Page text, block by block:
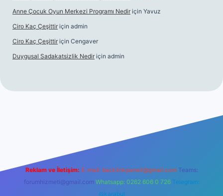
Anne Çocuk Oyun Merkezi Programı Nedir için Yavuz
Ciro Kaç Çeşittir için admin
Ciro Kaç Çeşittir için Cengaver
Duygusal Sadakatsizlik Nedir için admin
elexbetgiris.org
Reklam ve İletişim: E-mail: backlinkpaneli@gmail.com Teams:
forumhizmeti@gmail.com Whatsapp: 0262 606 0 726 Telegram:
@karabul